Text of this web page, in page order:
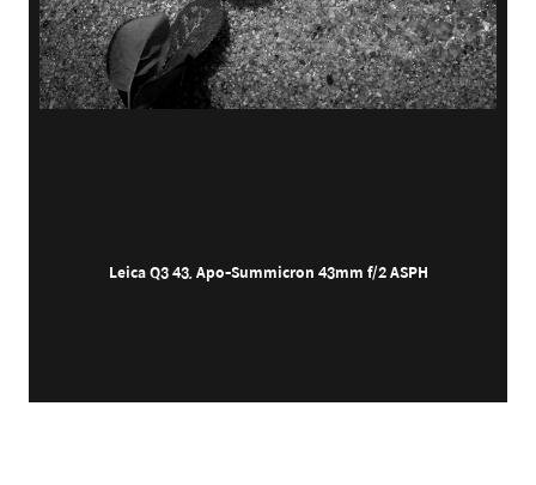
Leica Q3 43, Apo-Summicron 43mm f/2 ASPH